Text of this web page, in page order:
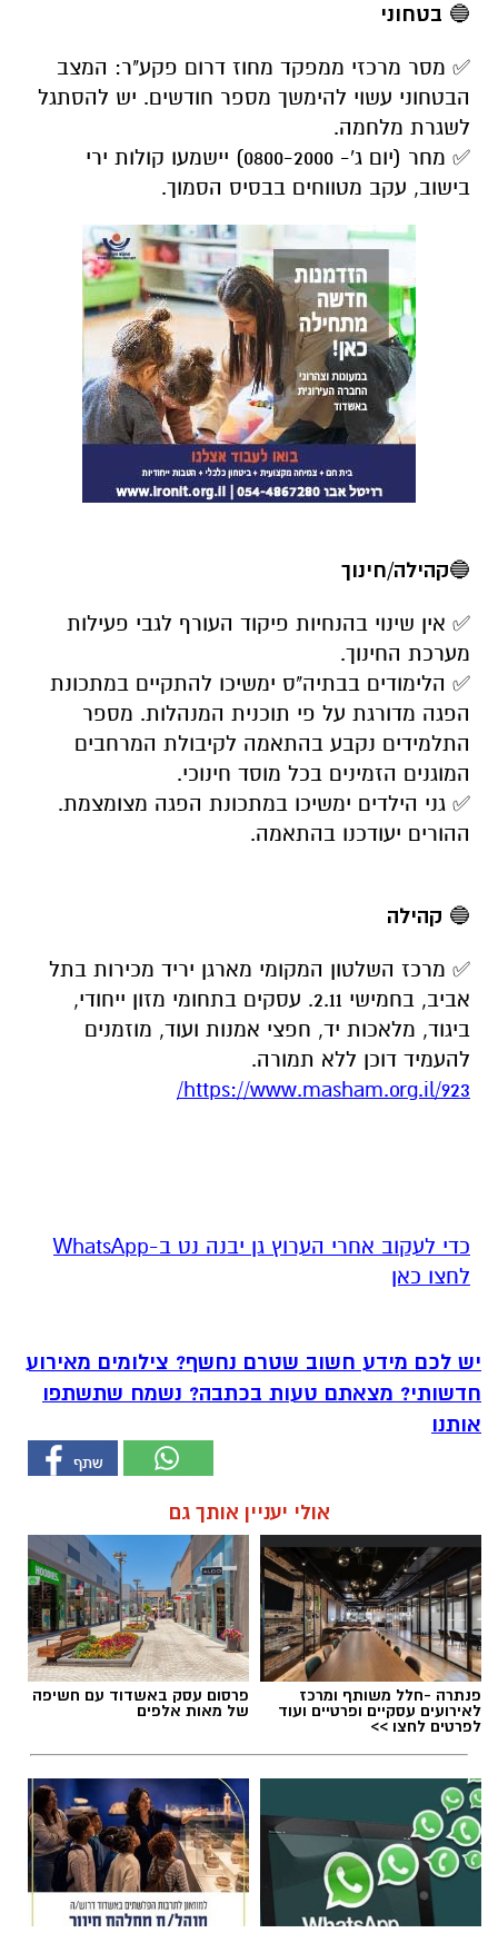
🔵 בטחוני
✅ מסר מרכזי ממפקד מחוז דרום פקע"ר: המצב
הבטחוני עשוי להימשך מספר חודשים. יש להסתגל
לשגרת מלחמה.
✅ מחר (יום ג'- 0800-2000) יישמעו קולות ירי
בישוב, עקב מטווחים בבסיס הסמוך.
🔵קהילה/חינוך
✅ אין שינוי בהנחיות פיקוד העורף לגבי פעילות
מערכת החינוך.
✅ הלימודים בבתיה"ס ימשיכו להתקיים במתכונת
הפגה מדורגת על פי תוכנית המנהלות. מספר
התלמידים נקבע בהתאמה לקיבולת המרחבים
המוגנים הזמינים בכל מוסד חינוכי.
✅ גני הילדים ימשיכו במתכונת הפגה מצומצמת.
ההורים יעודכנו בהתאמה.
🔵 קהילה
✅ מרכז השלטון המקומי מארגן יריד מכירות בתל
אביב, בחמישי 2.11. עסקים בתחומי מזון ייחודי,
ביגוד, מלאכות יד, חפצי אמנות ועוד, מוזמנים
להעמיד דוכן ללא תמורה.
https://www.masham.org.il/923/
‏כדי לעקוב אחרי הערוץ גן יבנה נט ב-WhatsApp
לחצו כאן
יש לכם מידע חשוב שטרם נחשף? צילומים מאירוע
חדשותי? מצאתם טעות בכתבה? נשמח שתשתפו
אותנו
אולי יעניין אותך גם
פנתרה -חלל משותף ומרכז
לאירועים עסקיים ופרטיים ועוד
לפרטים לחצו >>
פרסום עסק באשדוד עם חשיפה
של מאות אלפים